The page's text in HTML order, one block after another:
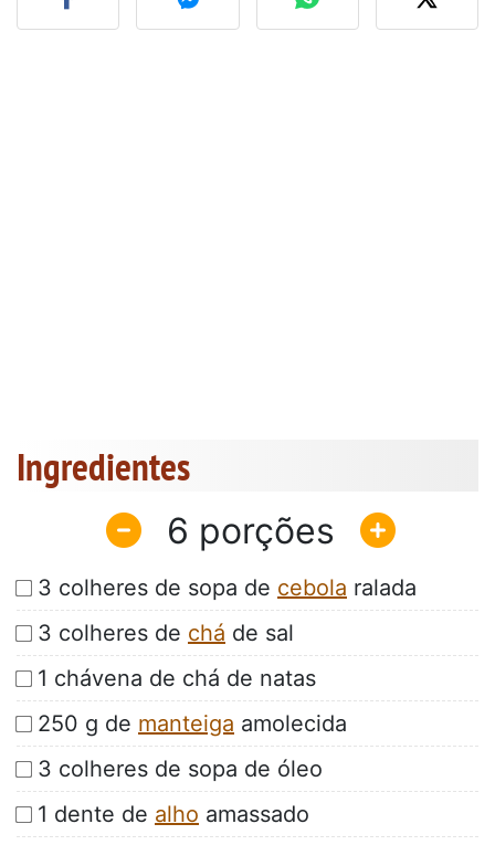
Ingredientes
6
3 colheres de sopa de cebola ralada
3 colheres de chá de sal
1 chávena de chá de natas
250 g de manteiga amolecida
3 colheres de sopa de óleo
1 dente de alho amassado